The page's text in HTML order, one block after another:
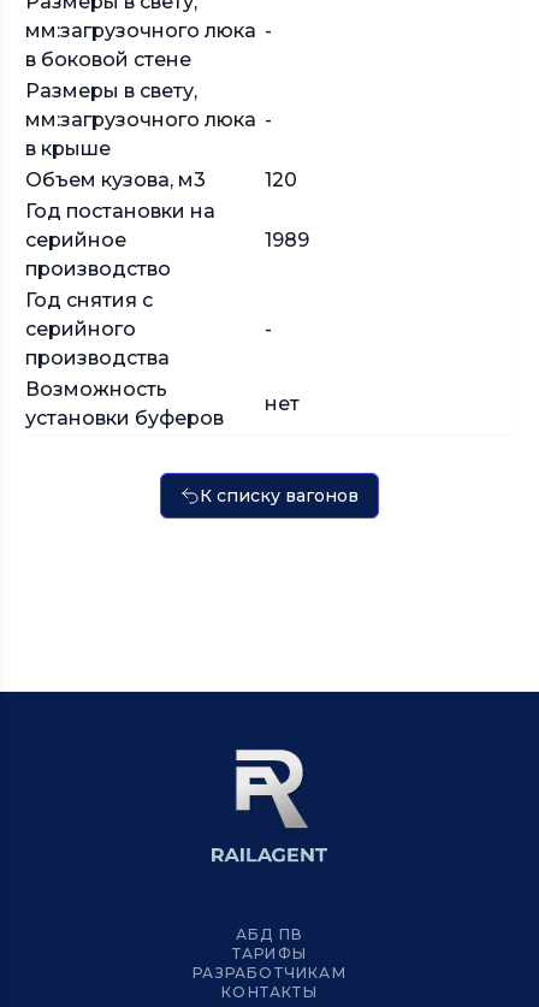
мм:загрузочного люка
в боковой стене
-
Размеры в свету,
мм:загрузочного люка
в крыше
-
Объем кузова, м3
120
Год постановки на
серийное
производство
1989
Год снятия с
серийного
производства
-
Возможность
установки буферов
нет
К списку вагонов
АБД ПВ
ТАРИФЫ
РАЗРАБОТЧИКАМ
КОНТАКТЫ